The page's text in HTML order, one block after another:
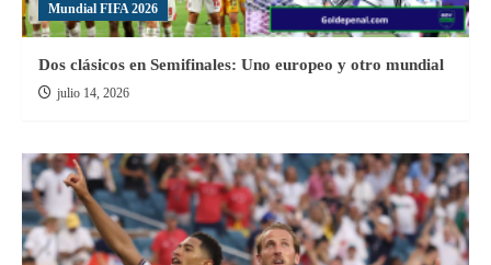
Mundial FIFA 2026
Dos clásicos en Semifinales: Uno europeo y otro mundial
julio 14, 2026